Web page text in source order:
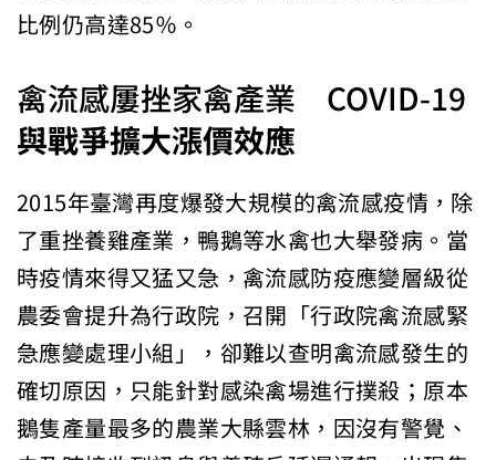
比例仍高達85％。
禽流感屢挫家禽產業 COVID-19
與戰爭擴大漲價效應
2015年臺灣再度爆發大規模的禽流感疫情，除
了重挫養雞產業，鴨鵝等水禽也大舉發病。當
時疫情來得又猛又急，禽流感防疫應變層級從
農委會提升為行政院，召開「行政院禽流感緊
急應變處理小組」，卻難以查明禽流感發生的
確切原因，只能針對感染禽場進行撲殺；原本
鵝隻產量最多的農業大縣雲林，因沒有警覺、